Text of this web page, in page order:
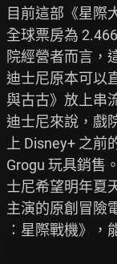
目前這部《星際
全球票房為
院經營者而言，
迪士尼原本可以
與古古》放上串
迪士尼來說，戲
上 Disney+ 之
Grogu 玩具銷售
士尼希望明年夏
主演的原創冒險
：星際戰機》，